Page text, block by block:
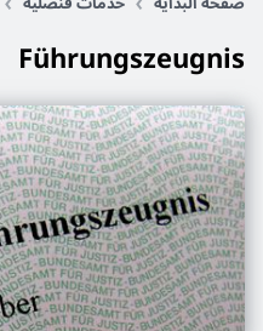
Führungszeugnis